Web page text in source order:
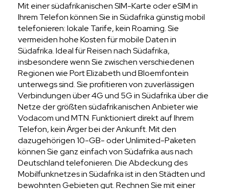
Mit einer südafrikanischen SIM-Karte oder eSIM in
Ihrem Telefon können Sie in Südafrika günstig mobil
telefonieren: lokale Tarife, kein Roaming. Sie
vermeiden hohe Kosten für mobile Daten in
Südafrika. Ideal für Reisen nach Südafrika,
insbesondere wenn Sie zwischen verschiedenen
Regionen wie Port Elizabeth und Bloemfontein
unterwegs sind. Sie profitieren von zuverlässigen
Verbindungen über 4G und 5G in Südafrika über die
Netze der größten südafrikanischen Anbieter wie
Vodacom und MTN. Funktioniert direkt auf Ihrem
Telefon, kein Ärger bei der Ankunft. Mit den
dazugehörigen 10-GB- oder Unlimited-Paketen
können Sie ganz einfach von Südafrika aus nach
Deutschland telefonieren. Die Abdeckung des
Mobilfunknetzes in Südafrika ist in den Städten und
bewohnten Gebieten gut. Rechnen Sie mit einer